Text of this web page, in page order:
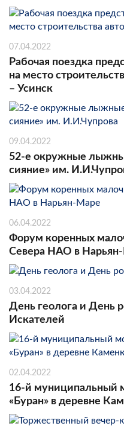
07.04.2022
Рабочая поездка
на место
– Усинск
09.04.2022
52-е окружные
сияние» им.
06.04.2022
Форум коренных
Севера НАО в
03.04.2022
День геолога и День
Искателей
02.04.2022
16-й муниципальный
«Буран» в деревне